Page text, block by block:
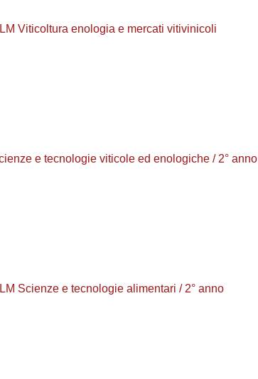
Viticoltura enologia e mercati vitivinicoli
e tecnologie viticole ed enologiche / 2° anno
Scienze e tecnologie alimentari / 2° anno